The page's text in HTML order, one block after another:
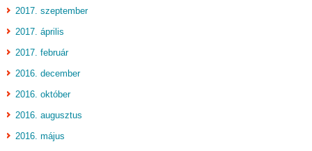
2017. szeptember
2017. április
2017. február
2016. december
2016. október
2016. augusztus
2016. május